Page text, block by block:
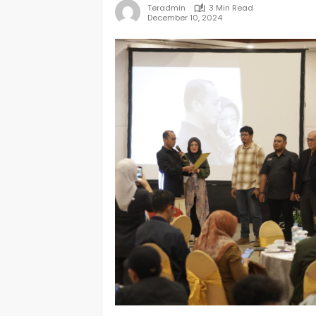
Teradmin
3 Min Read
December 10, 2024